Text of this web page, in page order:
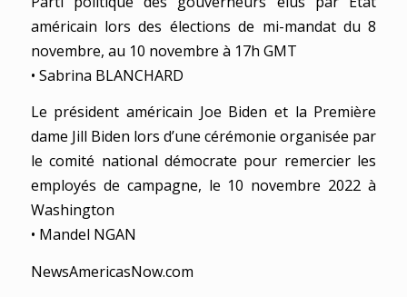
américain lors des élections de mi-mandat du 8
novembre, au 10 novembre à 17h GMT
• Sabrina BLANCHARD
Le président américain Joe Biden et la Première
dame Jill Biden lors d’une cérémonie organisée par
le comité national démocrate pour remercier les
employés de campagne, le 10 novembre 2022 à
Washington
• Mandel NGAN
NewsAmericasNow.com